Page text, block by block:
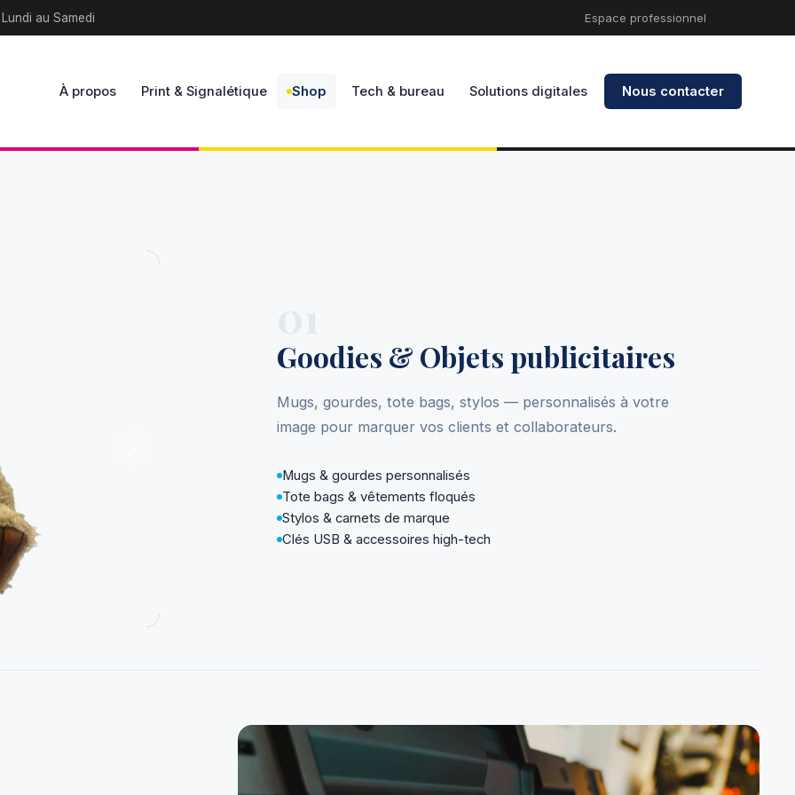
au Samedi Espace professionnel
À propos Print & Signalétique Shop Tech & bureau Solutions digitales Nous contacter
Goodies & Objets publicitaires
Mugs, gourdes, tote bags, stylos — personnalisés à votre
image pour marquer vos clients et collaborateurs.
Mugs & gourdes personnalisés
Tote bags & vêtements floqués
Stylos & carnets de marque
Clés USB & accessoires high-tech